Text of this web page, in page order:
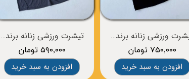
تیشرت ورزشی زنانه برند BROOKS
۵۹۰,۰۰۰ تومان
افزودن به سبد خرید
تیشرت ورزشی زنانه برند BROOKS
۷۵۰,۰۰۰ تومان
افزودن به سبد خرید